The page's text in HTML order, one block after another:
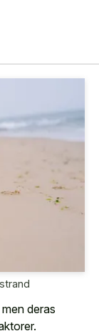
men deras